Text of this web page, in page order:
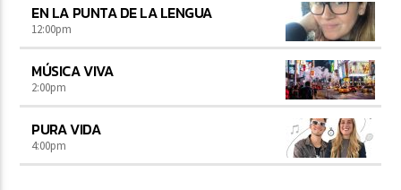
EN LA PUNTA DE LA LENGUA
12:00pm
MÚSICA VIVA
2:00pm
PURA VIDA
4:00pm